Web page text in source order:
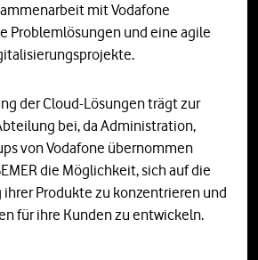
mit Vodafone
Problemlösungen und eine agile
der Cloud-Lösungen trägt zur
bei, da Administration,
von Vodafone übernommen
die Möglichkeit, sich auf die
Produkte zu konzentrieren und
für ihre Kunden zu entwickeln.